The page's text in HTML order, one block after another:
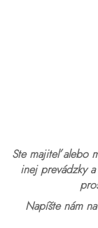
Ste majiteľ alebo
inej prevádzky
Napíšte nám na